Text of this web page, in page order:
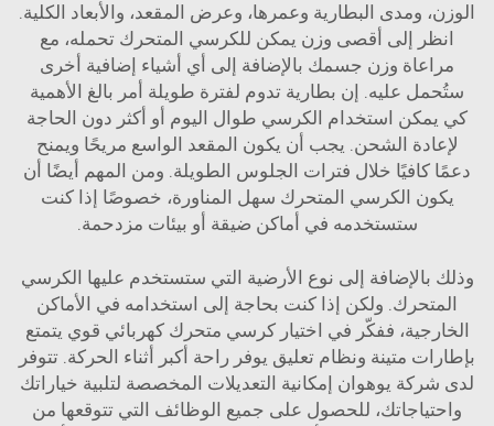
الوزن، ومدى البطارية وعمرها، وعرض المقعد، والأبعاد الكلية.
انظر إلى أقصى وزن يمكن للكرسي المتحرك تحمله، مع
مراعاة وزن جسمك بالإضافة إلى أي أشياء إضافية أخرى
ستُحمل عليه. إن بطارية تدوم لفترة طويلة أمر بالغ الأهمية
كي يمكن استخدام الكرسي طوال اليوم أو أكثر دون الحاجة
لإعادة الشحن. يجب أن يكون المقعد الواسع مريحًا ويمنح
دعمًا كافيًا خلال فترات الجلوس الطويلة. ومن المهم أيضًا أن
يكون الكرسي المتحرك سهل المناورة، خصوصًا إذا كنت
ستستخدمه في أماكن ضيقة أو بيئات مزدحمة.
وذلك بالإضافة إلى نوع الأرضية التي ستستخدم عليها الكرسي
المتحرك. ولكن إذا كنت بحاجة إلى استخدامه في الأماكن
الخارجية، ففكّر في اختيار كرسي متحرك كهربائي قوي يتمتع
بإطارات متينة ونظام تعليق يوفر راحة أكبر أثناء الحركة. تتوفر
لدى شركة يوهوان إمكانية التعديلات المخصصة لتلبية خياراتك
واحتياجاتك، للحصول على جميع الوظائف التي تتوقعها من